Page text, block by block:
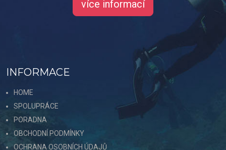
více informací
INFORMACE
HOME
SPOLUPRÁCE
PORADNA
OBCHODNÍ PODMÍNKY
OCHRANA OSOBNÍCH ÚDAJŮ